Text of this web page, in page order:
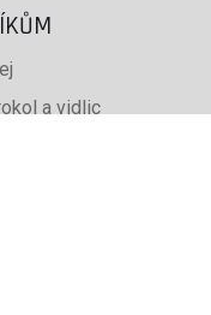
a vidlic